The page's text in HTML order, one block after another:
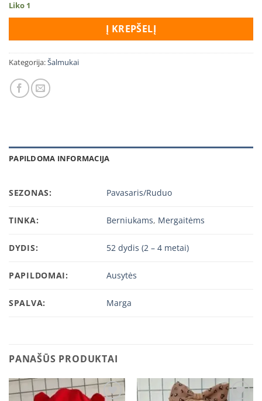
Liko 1
Į KREPŠELĮ
Kategorija:Šalmukai
PAPILDOMA INFORMACIJA
SEZONAS: Pavasaris/Ruduo
TINKA: Berniukams, Mergaitėms
DYDIS: 52 dydis (2 – 4 metai)
PAPILDOMAI: Ausytės
SPALVA: Marga
PANAŠŪS PRODUKTAI